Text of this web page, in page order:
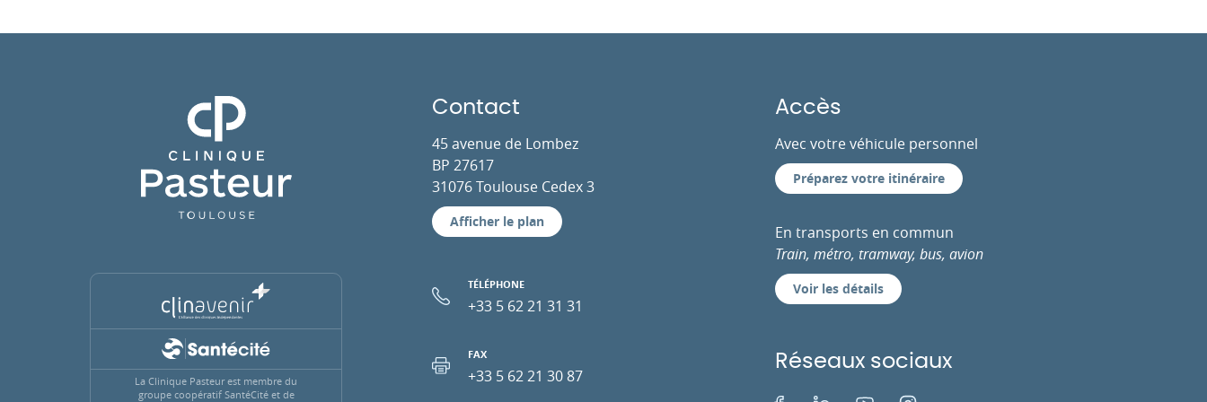
Clinique Pasteur
La Clinique Pasteur est membre du
groupe coopératif SantéCité et de
Contact
45 avenue de Lombez
BP 27617
31076 Toulouse Cedex 3
Afficher le plan
TÉLÉPHONE
+33 5 62 21 31 31
FAX
+33 5 62 21 30 87
Accès
Avec votre véhicule personnel
Préparez votre itinéraire
En transports en commun
Train, métro, tramway, bus, avion
Voir les détails
Réseaux sociaux
FacebookLinkedIn Youtube Instagram